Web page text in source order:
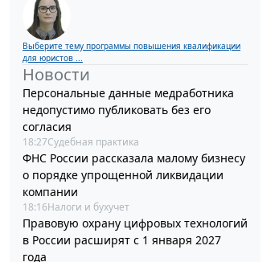
Выберите тему программы повышения квалификации
для юристов ...
Новости
Персональные данные медработника
недопустимо публиковать без его
согласия
18:27Судебная практика
ФНС России рассказала малому бизнесу
о порядке упрощенной ликвидации
компании
18:16Налоги и бухучет
Правовую охрану цифровых технологий
в России расширят с 1 января 2027
года